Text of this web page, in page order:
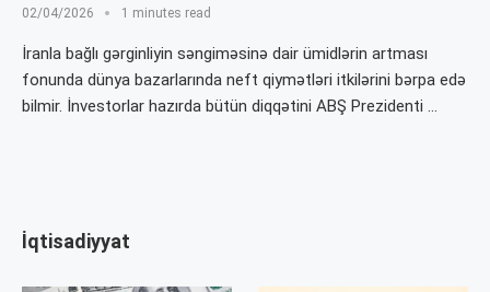
02/04/2026 1 minutes read
İranla bağlı gərginliyin səngiməsinə dair ümidlərin artması
fonunda dünya bazarlarında neft qiymətləri itkilərini bərpa edə
bilmir. İnvestorlar hazırda bütün diqqətini ABŞ Prezidenti …
İqtisadiyyat